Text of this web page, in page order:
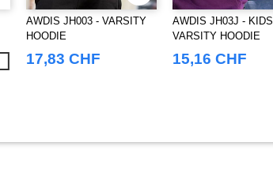
AWDIS JH003 - VARSITY
HOODIE
17,83 CHF
AWDIS JH03J - KIDS
VARSITY HOODIE
15,16 CHF